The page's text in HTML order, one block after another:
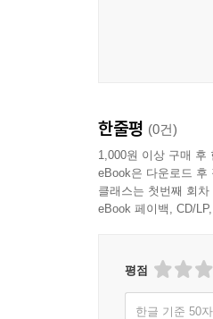
한줄평 (0건)
1,000원 이상 구매 후
eBook은 다운로드 후
클래스는 첫번째 회
eBook 페이백, CD/
평점
한글 기준 50